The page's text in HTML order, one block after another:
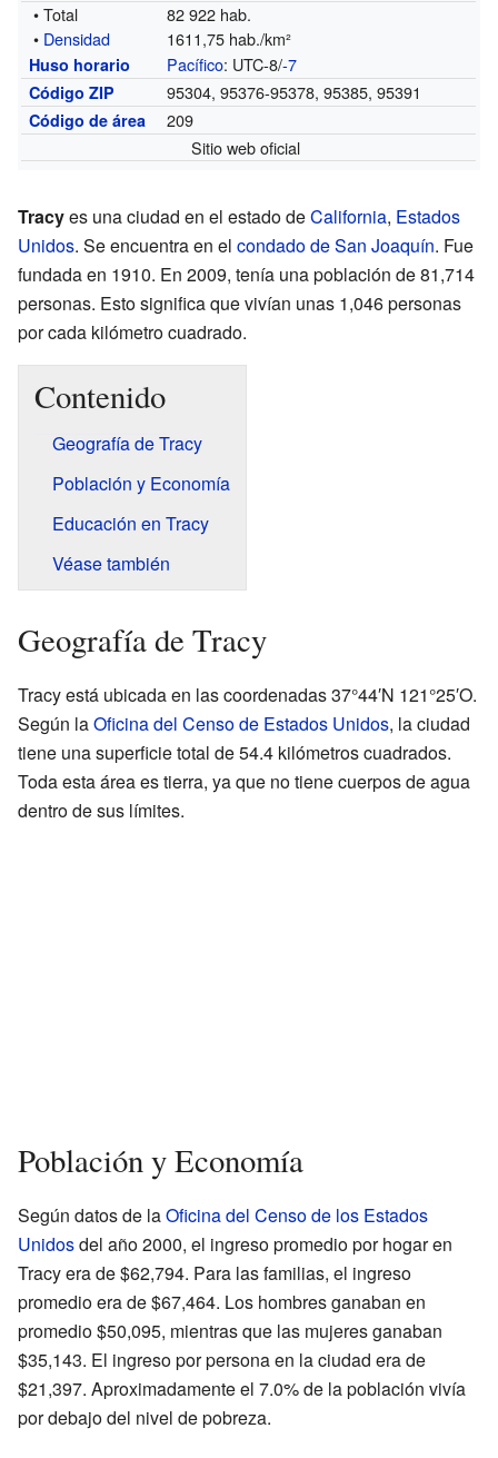
• Total
82 922 hab.
• Densidad 1611,75 hab./km²
Huso horario Pacífico: UTC-8/-7
Código ZIP 95304, 95376-95378, 95385, 95391
Código de área
209
Sitio web oficial
Tracyes una ciudad en el estado deCalifornia, Estados
Unidos. Se encuentra en el condado de San Joaquín. Fue
fundada en 1910. En 2009, tenía una población de 81,714
personas. Esto significa que vivían unas 1,046 personas
por cada kilómetro cuadrado.
Contenido
Geografía de Tracy
Población y Economía
Educación en Tracy
Véase también
Geografía de Tracy
Tracy está ubicada en las coordenadas 37°44′N 121°25′O.
Según laOficina del Censo de Estados Unidos, la ciudad
tiene una superficie total de 54.4 kilómetros cuadrados.
Toda esta área es tierra, ya que no tiene cuerpos de agua
dentro de sus límites.
Población y Economía
Según datos de laOficina del Censo de los Estados
Unidosdel año 2000, el ingreso promedio por hogar en
Tracy era de $62,794. Para las familias, el ingreso
promedio era de $67,464. Los hombres ganaban en
promedio $50,095, mientras que las mujeres ganaban
$35,143. El ingreso por persona en la ciudad era de
$21,397. Aproximadamente el 7.0% de la población vivía
por debajo del nivel de pobreza.